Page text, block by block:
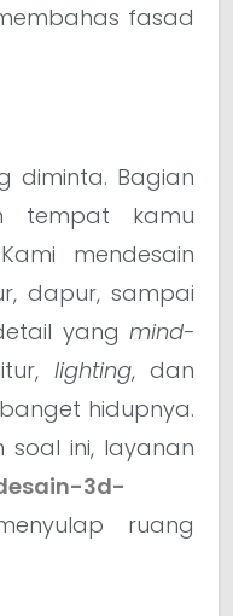
fasad
diminta. Bagian
tempat kamu
mendesain
dapur, sampai
yang mind-
lighting, dan
hidupnya.
soal ini, layanan
3d-
ruang